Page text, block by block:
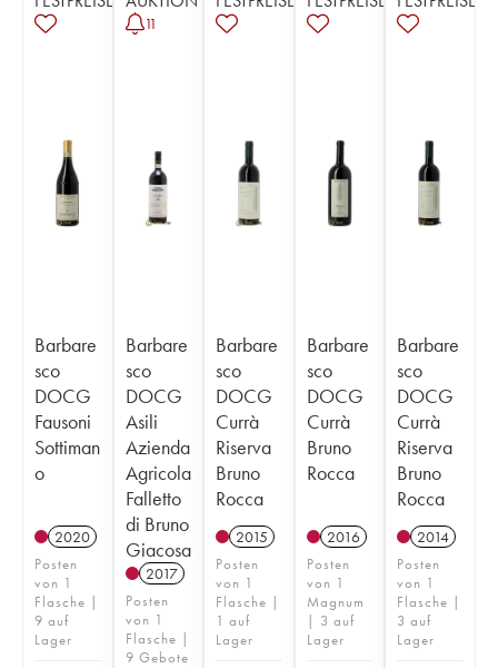
Barbare
sco
DOCG
Fausoni
Sottiman
o
2020
Posten
von 1
Flasche |
9 auf
Lager
11
Barbare
sco
DOCG
Asili
Azienda
Agricola
Falletto
di Bruno
Giacosa
2017
Posten
von 1
Flasche |
9 Gebote
Barbare
sco
DOCG
Currà
Riserva
Bruno
Rocca
2015
Posten
von 1
Flasche |
1 auf
Lager
Barbare
sco
DOCG
Currà
Bruno
Rocca
2016
Posten
von 1
Magnum
| 3 auf
Lager
Barbare
sco
DOCG
Currà
Riserva
Bruno
Rocca
2014
Posten
von 1
Flasche |
3 auf
Lager